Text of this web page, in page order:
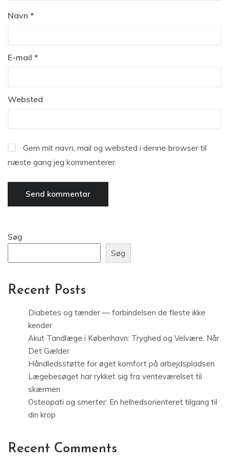
Navn *
E-mail *
Websted
Gem mit navn, mail og websted i denne browser til
næste gang jeg kommenterer.
Søg
Søg
Recent Posts
Diabetes og tænder — forbindelsen de fleste ikke
kender
Akut Tandlæge i København: Tryghed og Velvære, Når
Det Gælder
Håndledsstøtte for øget komfort på arbejdspladsen
Lægebesøget har rykket sig fra venteværelset til
skærmen
Osteopati og smerter: En helhedsorienteret tilgang til
din krop
Recent Comments